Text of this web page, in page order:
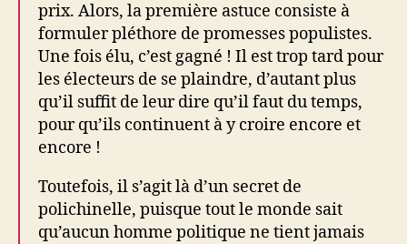
prix. Alors, la première astuce consiste à
formuler pléthore de promesses populistes.
Une fois élu, c’est gagné ! Il est trop tard pour
les électeurs de se plaindre, d’autant plus
qu’il suffit de leur dire qu’il faut du temps,
pour qu’ils continuent à y croire encore et
encore !
Toutefois, il s’agit là d’un secret de
polichinelle, puisque tout le monde sait
qu’aucun homme politique ne tient jamais